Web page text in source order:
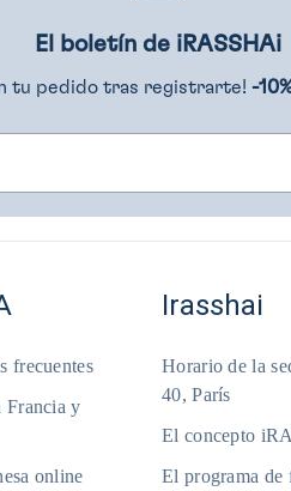
El boletín de iRASSHAi
tu pedido tras registrarte! -
frecuentes
Francia y
online
Irasshai
Horario de la
40, París
El concepto
El programa de